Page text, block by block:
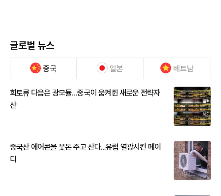
글로벌 뉴스
중국 일본 베트남
희토류 다음은 광모듈…중국이 움켜쥔 새로운 전략자
산
중국산 에어콘을 웃돈 주고 산다...유럽 열광시킨 메이
디